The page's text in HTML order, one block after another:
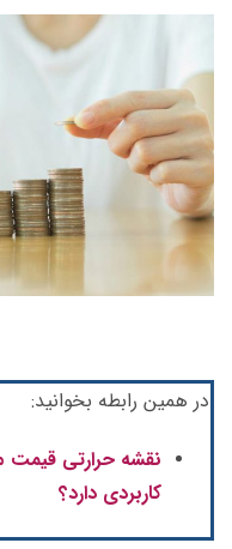
در همین رابطه بخوانید:
نقشه حرارتی قیمت
کاربردی دارد؟